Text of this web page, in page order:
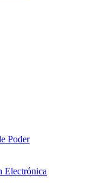
Poder
Electrónica